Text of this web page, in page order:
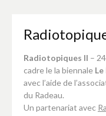
Radiotopiques II –
cadre le la biennale
avec l’aide de
du Radeau.
Un partenariat avec